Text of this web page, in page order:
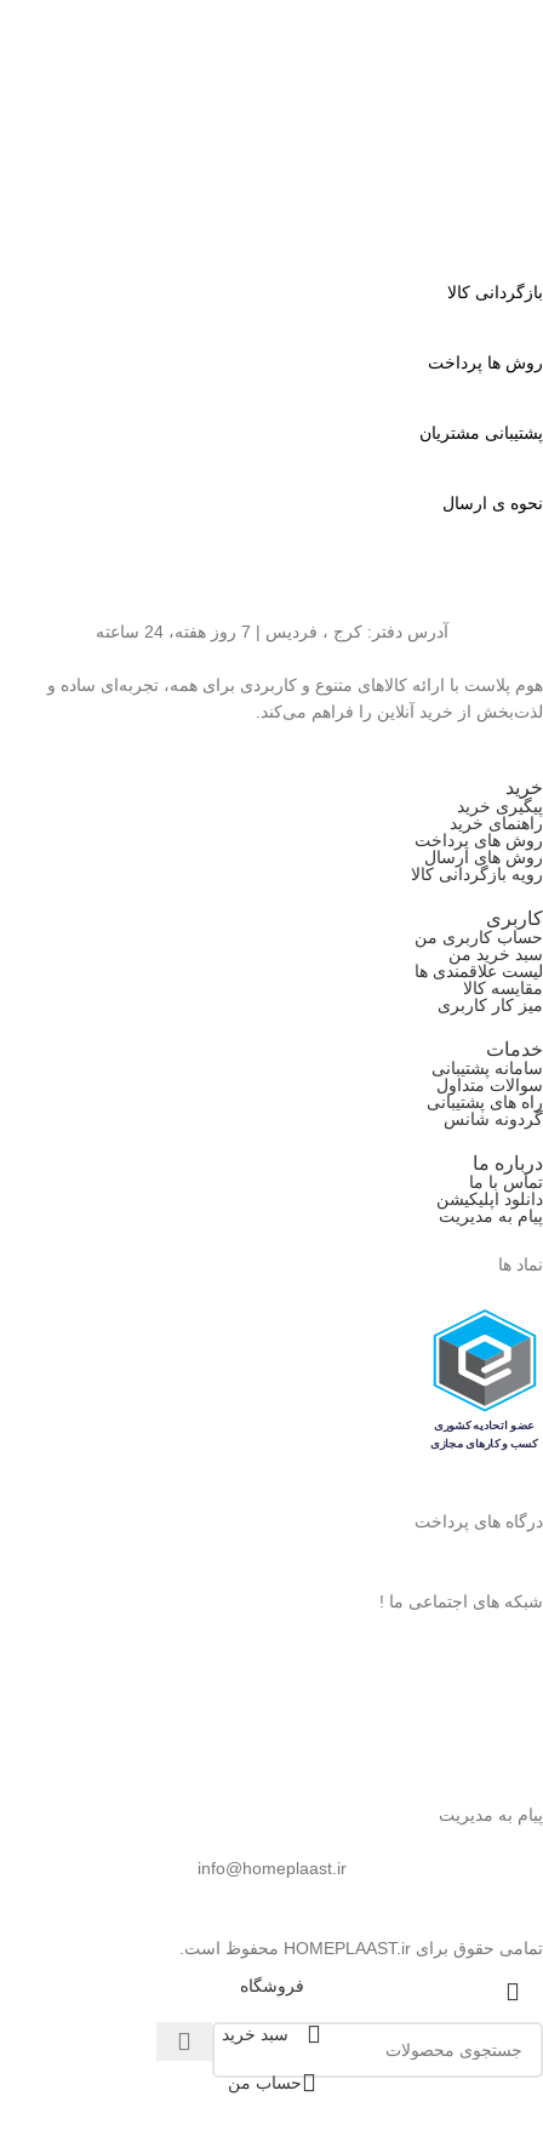
بازگردانی کالا
روش ها پرداخت
پشتیبانی مشتریان
نحوه ی ارسال
آدرس دفتر: کرج ، فردیس | 7 روز هفته، 24 ساعته
هوم پلاست با ارائه کالاهای متنوع و کاربردی برای همه، تجربه‌ای ساده و
لذت‌بخش از خرید آنلاین را فراهم می‌کند.
خرید
پیگیری خرید
راهنمای خرید
روش های پرداخت
روش های ارسال
رویه بازگردانی کالا
کاربری
حساب کاربری من
سبد خرید من
لیست علاقمندی ها
مقایسه کالا
میز کار کاربری
خدمات
سامانه پشتیبانی
سوالات متداول
راه های پشتیبانی
گردونه شانس
درباره ما
تماس با ما
دانلود اپلیکیشن
پیام به مدیریت
نماد ها
درگاه های پرداخت
شبکه های اجتماعی ما !
پیام به مدیریت
info@homeplaast.ir
تمامی حقوق برای HOMEPLAAST.ir محفوظ است.
فروشگاه
سبد خرید
حساب من